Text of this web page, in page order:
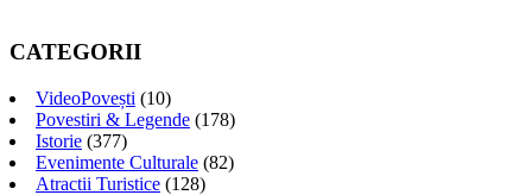
CATEGORII
VideoPovești (10)
Povestiri & Legende (178)
Istorie (377)
Evenimente Culturale (82)
Atractii Turistice (128)